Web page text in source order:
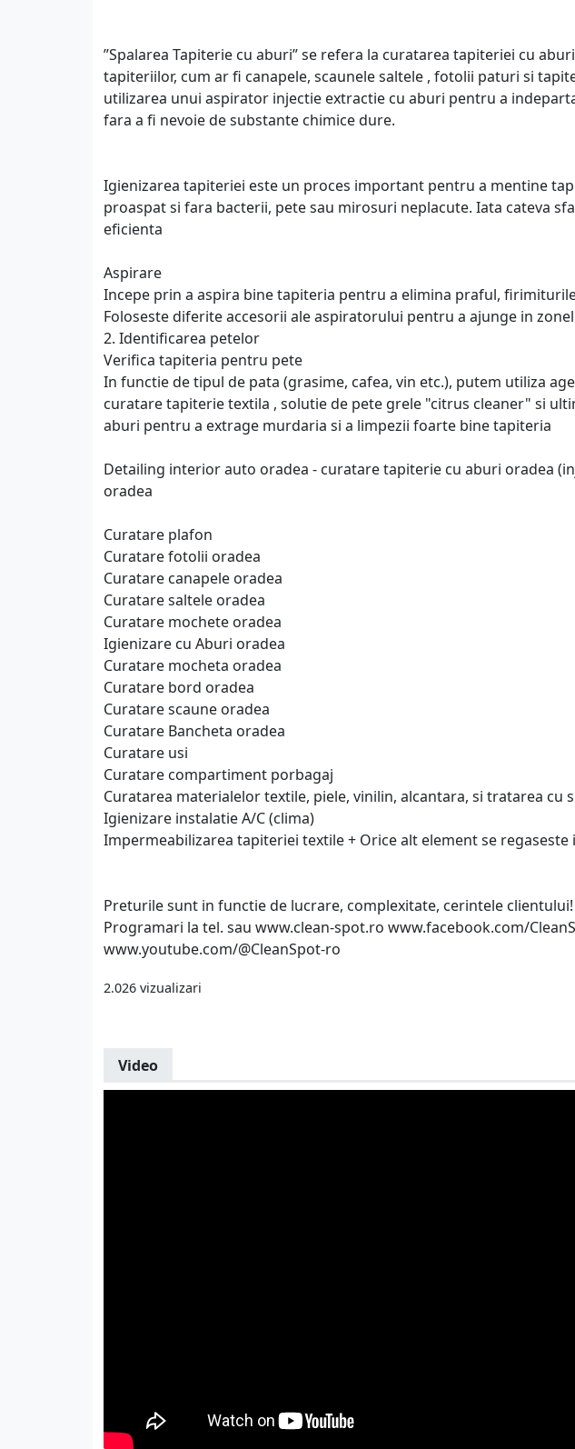
”Spalarea Tapiterie cu aburi” se refera la curatarea tapiteriei cu
tapiteriilor, cum ar fi canapele, scaunele saltele , fotolii paturi si
utilizarea unui aspirator injectie extractie cu aburi pentru a
fara a fi nevoie de substante chimice dure.
Igienizarea tapiteriei este un proces important pentru a mentine
proaspat si fara bacterii, pete sau mirosuri neplacute. Iata cateva
eficienta
Aspirare
Incepe prin a aspira bine tapiteria pentru a elimina praful,
Foloseste diferite accesorii ale aspiratorului pentru a ajunge in
2. Identificarea petelor
Verifica tapiteria pentru pete
In functie de tipul de pata (grasime, cafea, vin etc.), putem utiliza
curatare tapiterie textila , solutie de pete grele "citrus cleaner" si
aburi pentru a extrage murdaria si a limpezii foarte bine tapiteria
Detailing interior auto oradea - curatare tapiterie cu aburi oradea
oradea
Curatare plafon
Curatare fotolii oradea
Curatare canapele oradea
Curatare saltele oradea
Curatare mochete oradea
Igienizare cu Aburi oradea
Curatare mocheta oradea
Curatare bord oradea
Curatare scaune oradea
Curatare Bancheta oradea
Curatare usi
Curatare compartiment porbagaj
Curatarea materialelor textile, piele, vinilin, alcantara, si tratarea
Igienizare instalatie A/C (clima)
Impermeabilizarea tapiteriei textile + Orice alt element se
Preturile sunt in functie de lucrare, complexitate, cerintele clientului!
Programari la tel. sau www.clean-spot.ro www.facebook.com/
www.youtube.com/@CleanSpot-ro
2.026 vizualizari
Video